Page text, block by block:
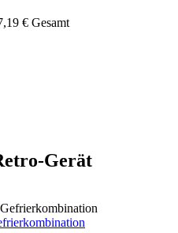
€ Gesamt
Gerät